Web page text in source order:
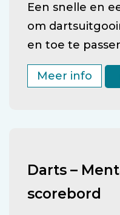
Een snelle en
om
en toe te
Meer info
Darts –
scorebord